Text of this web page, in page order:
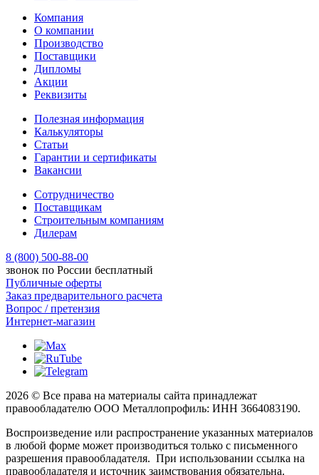
Компания
О компании
Производство
Поставщики
Дипломы
Акции
Реквизиты
Полезная информация
Калькуляторы
Статьи
Гарантии и сертификаты
Вакансии
Сотрудничество
Поставщикам
Строительным компаниям
Дилерам
8 (800) 500-88-00
звонок по России бесплатный
Публичные оферты
Заказ предварительного расчета
Вопрос / претензия
Интернет-магазин
2026 © Все права на материалы сайта принадлежат
правообладателю ООО Металлопрофиль: ИНН 3664083190.
Воспроизведение или распространение указанных материалов
в любой форме может производиться только с письменного
разрешения правообладателя. При использовании ссылка на
правообладателя и источник заимствования обязательна.